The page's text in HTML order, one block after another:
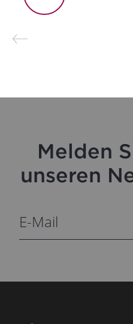
Melden
unseren